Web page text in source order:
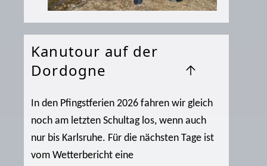
Kanutour auf der
Dordogne
In den Pfingstferien 2026 fahren wir gleich
noch am letzten Schultag los, wenn auch
nur bis Karlsruhe. Für die nächsten Tage ist
vom Wetterbericht eine